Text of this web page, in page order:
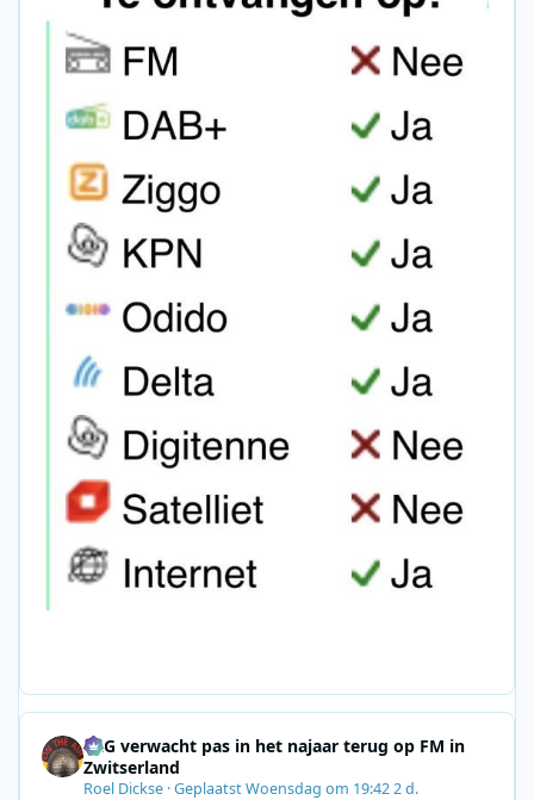
SRG verwacht pas in het najaar terug op FM in
Zwitserland
Roel Dickse ·GeplaatstWoensdag om 19:422 d.